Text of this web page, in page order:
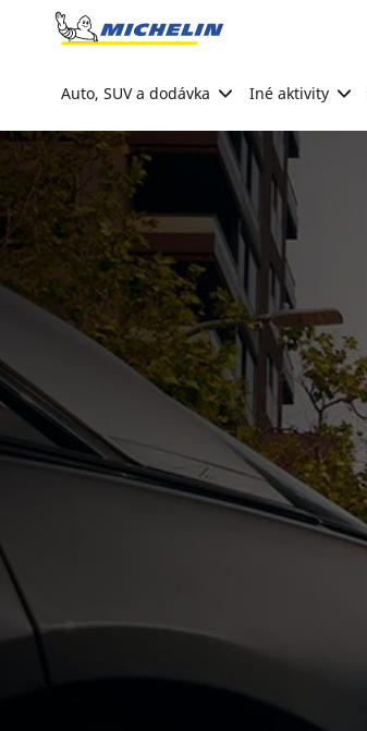
Go to page content
Auto, SUV a dodávka Iné aktivity